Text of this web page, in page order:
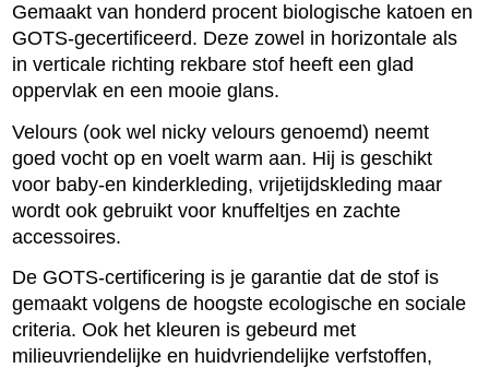
Gemaakt van honderd procent biologische katoen en
GOTS-gecertificeerd. Deze zowel in horizontale als
in verticale richting rekbare stof heeft een glad
oppervlak en een mooie glans.
Velours (ook wel nicky velours genoemd) neemt
goed vocht op en voelt warm aan. Hij is geschikt
voor baby-en kinderkleding, vrijetijdskleding maar
wordt ook gebruikt voor knuffeltjes en zachte
accessoires.
De GOTS-certificering is je garantie dat de stof is
gemaakt volgens de hoogste ecologische en sociale
criteria. Ook het kleuren is gebeurd met
milieuvriendelijke en huidvriendelijke verfstoffen,